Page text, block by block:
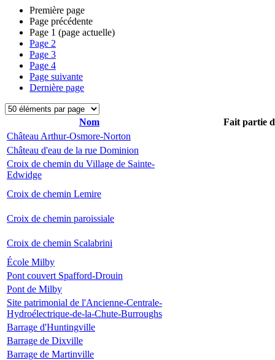
Première page
Page précédente
Page 1 (page actuelle)
Page 2
Page 3
Page 4
Page suivante
Dernière page
Nom
Fait partie
Château Arthur-Osmore-Norton
Château d'eau de la rue Dominion
Croix de chemin du Village de Sainte-
Edwidge
Croix de chemin Lemire
Croix de chemin paroissiale
Croix de chemin Scalabrini
École Milby
Pont couvert Spafford-Drouin
Pont de Milby
Site patrimonial de l'Ancienne-Centrale-
Hydroélectrique-de-la-Chute-Burroughs
Barrage d'Huntingville
Barrage de Dixville
Barrage de Martinville